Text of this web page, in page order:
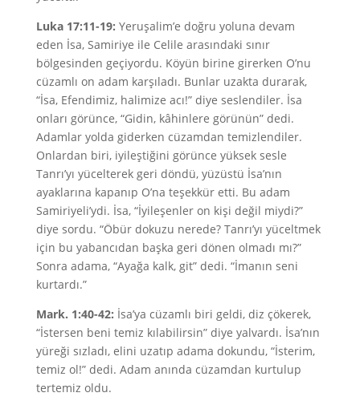
Luka 17:11-19: Yeruşalim’e doğru yoluna devam
eden İsa, Samiriye ile Celile arasındaki sınır
bölgesinden geçiyordu. Köyün birine girerken O’nu
cüzamlı on adam karşıladı. Bunlar uzakta durarak,
“İsa, Efendimiz, halimize acı!” diye seslendiler. İsa
onları görünce, “Gidin, kâhinlere görünün” dedi.
Adamlar yolda giderken cüzamdan temizlendiler.
Onlardan biri, iyileştiğini görünce yüksek sesle
Tanrı’yı yücelterek geri döndü, yüzüstü İsa’nın
ayaklarına kapanıp O’na teşekkür etti. Bu adam
Samiriyeli’ydi. İsa, “İyileşenler on kişi değil miydi?”
diye sordu. “Öbür dokuzu nerede? Tanrı’yı yüceltmek
için bu yabancıdan başka geri dönen olmadı mı?”
Sonra adama, “Ayağa kalk, git” dedi. “İmanın seni
kurtardı.”
Mark. 1:40-42: İsa’ya cüzamlı biri geldi, diz çökerek,
“İstersen beni temiz kılabilirsin” diye yalvardı. İsa’nın
yüreği sızladı, elini uzatıp adama dokundu, “İsterim,
temiz ol!” dedi. Adam anında cüzamdan kurtulup
tertemiz oldu.